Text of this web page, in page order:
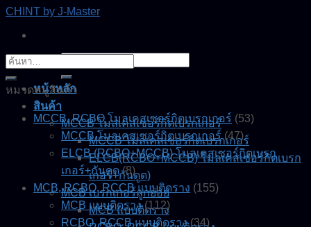
Skip
content
CHINT by J-Master
หน้าหลัก
สินค้า
MCCB โมลเคสเซอร์กิตเบรกเกอร์
MCCB โมลเคสเซอร์กิตเบรกเกอร์
ELCB(RCBO+MCCB) โมลเคสเซอร์กิตเบรก
เกอร์+กันดูด)
MCB เบรกเกอร์ลูกย่อย
MCB แบบติดราง
ค้นหา:
หมวดหมู่สินค้า
MCCB, RCBO โมลเคสเซอร์กิตเบรกเกอร์ (53)
MCCB โมลเคสเซอร์กิตเบรกเกอร์ (47)
ELCB (RCBO+MCCB) โมลเคสเซอร์กิตเบรก
เกอร์+กันดูด (8)
MCB, RCBO, RCCB แบบติดราง (155)
MCB แบบติดราง (112)
RCBO, RCCB แบบติดราง (34)